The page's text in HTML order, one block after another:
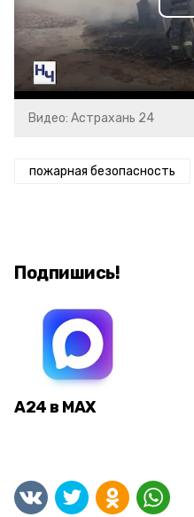
Видео: Астрахань 24
пожарная безопасность
Подпишись!
А24 в MAX